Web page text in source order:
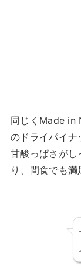
同じくMade in
のドライパイ
甘酸っぱさがし
り、間食でも満